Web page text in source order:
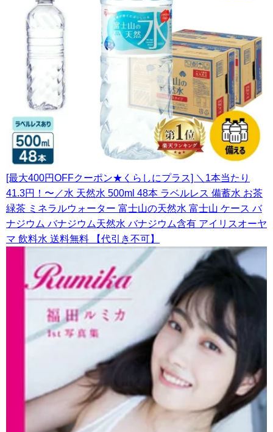
[最大400円OFFクーポン★くらしにプラス] ＼1本当たり
41.3円！〜／水 天然水 500ml 48本 ラベルレス 備蓄水 お茶
緑茶 ミネラルウォーター 富士山の天然水 富士山 ケース バ
ナジウム バナジウム天然水 バナジウム含有 アイリスオーヤ
マ 飲料水 送料無料 【代引き不可】